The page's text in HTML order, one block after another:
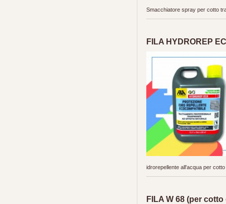
Smacchiatore spray per cotto
FILA HYDROREP
idrorepellente all'acqua per
FILA W 68 (per cotto